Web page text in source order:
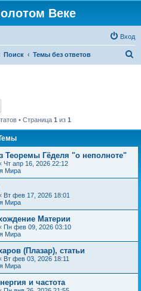
Веке
Вход
Поиск Темы без ответов
• Страница 1 из 1
Гёделя "о неполноте"
Чт апр 16, 2026 22:12
Мира
Вт фев 17, 2026 18:01
Мира
Материи
Пн фев 09, 2026 03:10
Мира
(Плазар), статьи
Вт фев 03, 2026 18:11
Мира
и частота